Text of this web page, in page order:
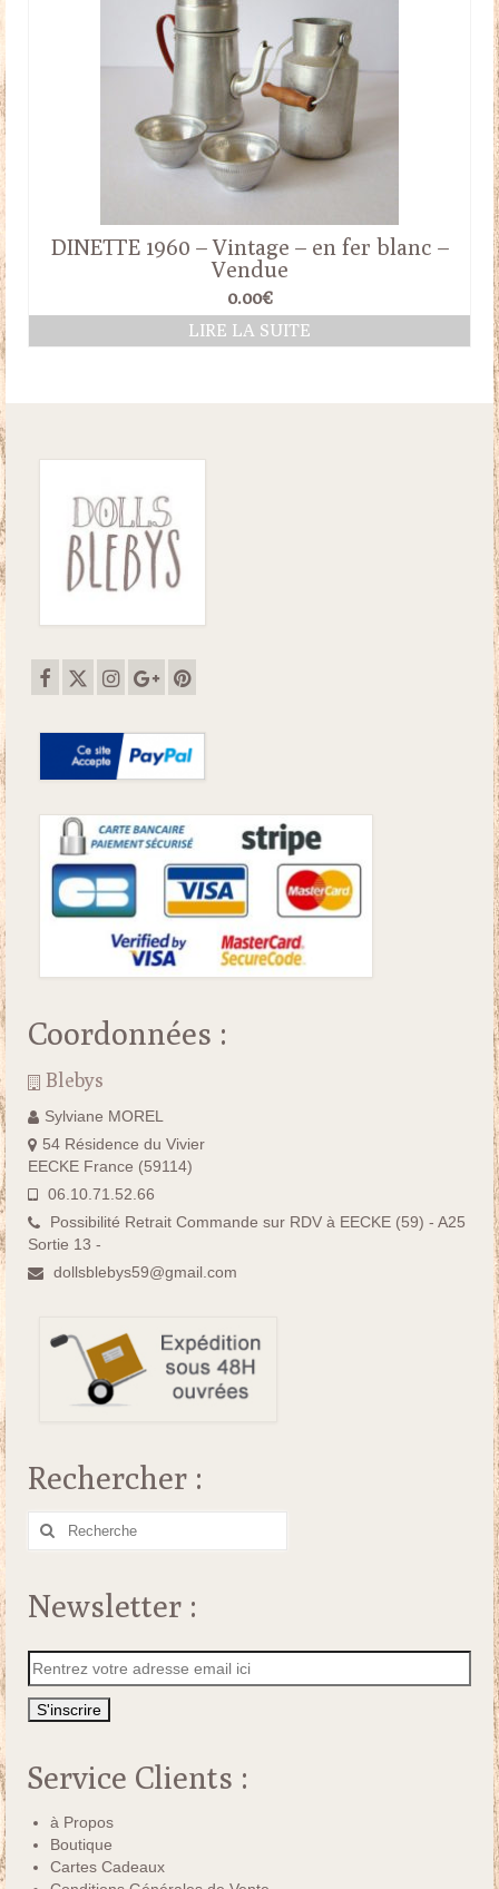
DINETTE 1960 – Vintage – en fer blanc –
Vendue
0.00€
LIRE LA SUITE
Coordonnées :
Blebys
Sylviane MOREL
54 Résidence du Vivier
EECKE France (59114)
06.10.71.52.66
Possibilité Retrait Commande sur RDV à EECKE (59) - A25
Sortie 13 -
dollsblebys59@gmail.com
Rechercher :
Rechercher
Newsletter :
Service Clients :
à Propos
Boutique
Cartes Cadeaux